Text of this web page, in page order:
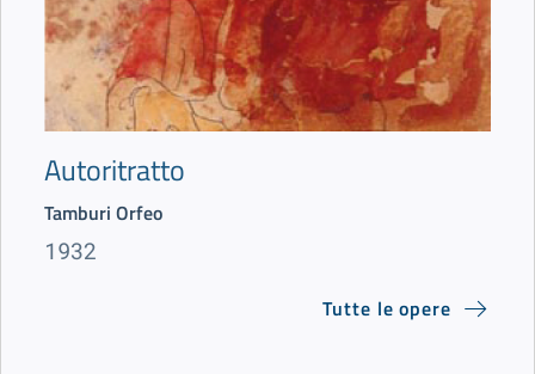
Autoritratto
Tamburi Orfeo
1932
Tutte le opere